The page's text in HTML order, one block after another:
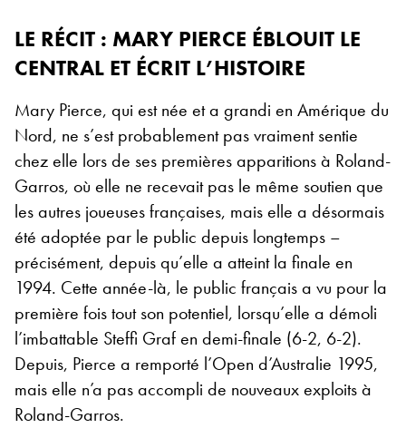
LE RÉCIT : MARY PIERCE ÉBLOUIT LE
CENTRAL ET ÉCRIT L’HISTOIRE
Mary Pierce, qui est née et a grandi en Amérique du
Nord, ne s’est probablement pas vraiment sentie
chez elle lors de ses premières apparitions à Roland-
Garros, où elle ne recevait pas le même soutien que
les autres joueuses françaises, mais elle a désormais
été adoptée par le public depuis longtemps –
précisément, depuis qu’elle a atteint la finale en
1994. Cette année-là, le public français a vu pour la
première fois tout son potentiel, lorsqu’elle a démoli
l’imbattable Steffi Graf en demi-finale (6-2, 6-2).
Depuis, Pierce a remporté l’Open d’Australie 1995,
mais elle n’a pas accompli de nouveaux exploits à
Roland-Garros.